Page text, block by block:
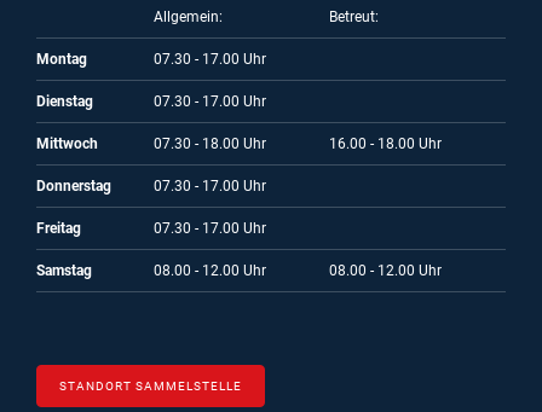
Allgemein: Betreut:
Montag 07.30 - 17.00 Uhr
Dienstag 07.30 - 17.00 Uhr
Mittwoch 07.30 - 18.00 Uhr 16.00 - 18.00 Uhr
Donnerstag 07.30 - 17.00 Uhr
Freitag 07.30 - 17.00 Uhr
Samstag 08.00 - 12.00 Uhr 08.00 - 12.00 Uhr
STANDORT SAMMELSTELLE